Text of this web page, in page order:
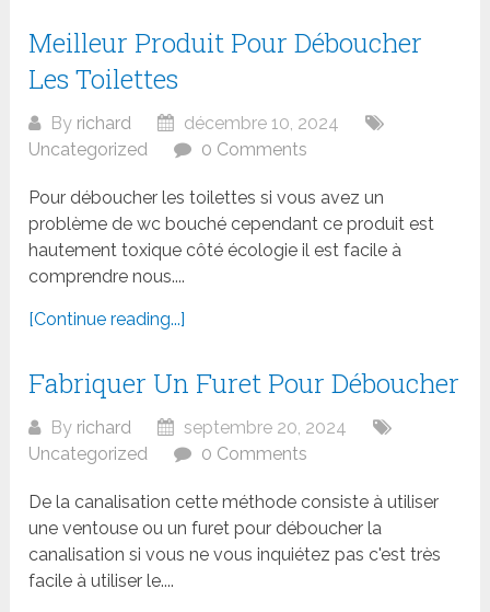
Meilleur Produit Pour Déboucher
Les Toilettes
By richard
décembre 10, 2024
Uncategorized
0 Comments
Pour déboucher les toilettes si vous avez un
problème de wc bouché cependant ce produit est
hautement toxique côté écologie il est facile à
comprendre nous....
[Continue reading...]
Fabriquer Un Furet Pour Déboucher
By richard
septembre 20, 2024
Uncategorized
0 Comments
De la canalisation cette méthode consiste à utiliser
une ventouse ou un furet pour déboucher la
canalisation si vous ne vous inquiétez pas c'est très
facile à utiliser le....